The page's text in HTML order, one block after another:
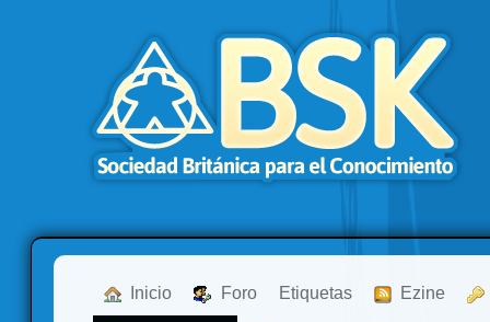
Inicio Foro Etiquetas Ezine